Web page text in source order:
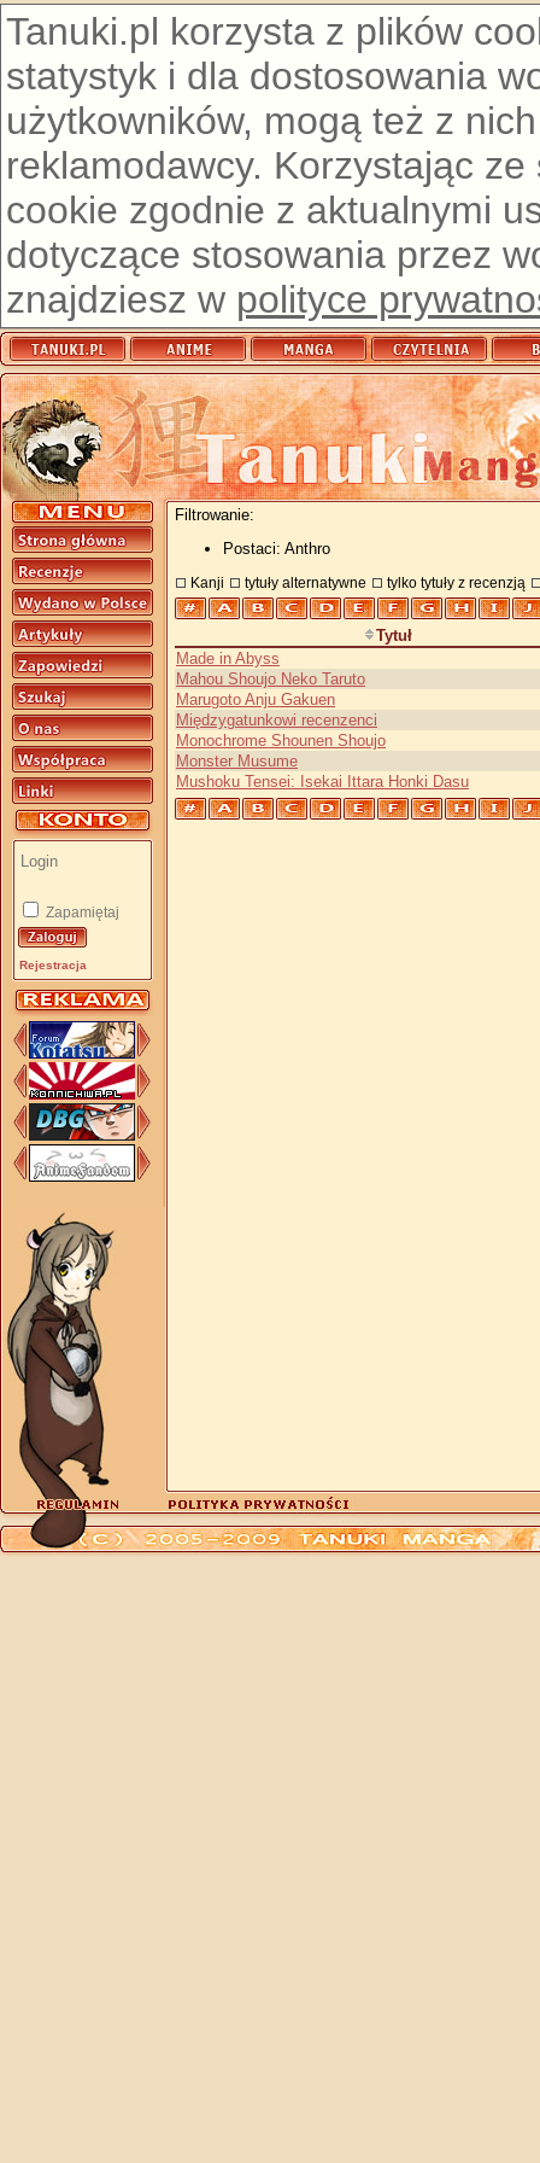
Tanuki.pl korzysta z plików
statystyk i dla dostosowania
użytkowników, mogą też z
reklamodawcy. Korzystając
cookie zgodnie z aktualnymi
dotyczące stosowania przez
znajdziesz w polityce
Zapamiętaj
Rejestracja
Filtrowanie:
Postaci: Anthro
Kanji tytuły alternatywne tylko tytuły z recenzją
Tytuł
Made in Abyss
Mahou Shoujo Neko Taruto
Marugoto Anju Gakuen
Międzygatunkowi recenzenci
Monochrome Shounen Shoujo
Monster Musume
Mushoku Tensei: Isekai Ittara Honki Dasu